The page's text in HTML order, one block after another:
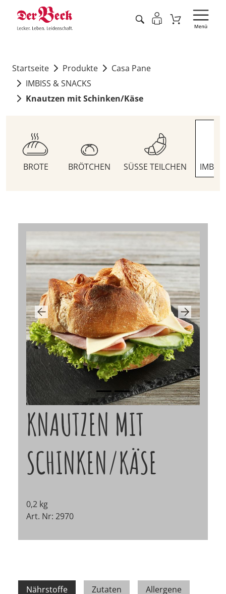
Startseite Produkte
Casa Pane
IMBISS & SNACKS
Knautzen mit Schinken/Käse
BROTE BRÖTCHEN SÜSSE TEILCHEN
Previous Next
KNAUTZEN MIT
SCHINKEN/KÄSE
0,2 kg
Art. Nr: 2970
Nährstoffe Zutaten Allergene